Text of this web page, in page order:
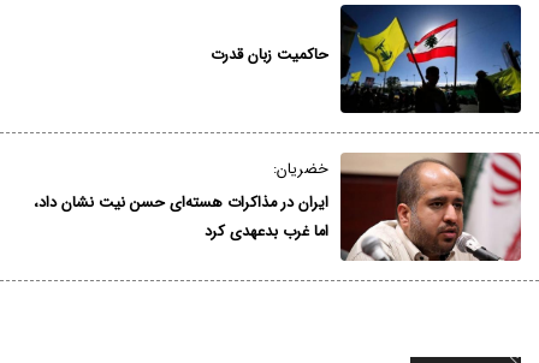
حاکمیت زبان قدرت
خضریان:
ایران در مذاکرات هسته‌ای حسن نیت نشان داد،
اما غرب بدعهدی کرد